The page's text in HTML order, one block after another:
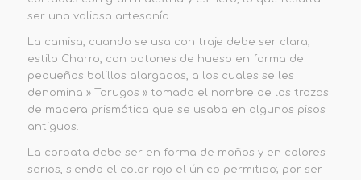
ser una valiosa artesanía.
La camisa, cuando se usa con traje debe ser clara,
estilo Charro, con botones de hueso en forma de
pequeños bolillos alargados, a los cuales se les
denomina » Tarugos » tomado el nombre de los trozos
de madera prismática que se usaba en algunos pisos
antiguos.
La corbata debe ser en forma de moños y en colores
serios, siendo el color rojo el único permitido; por ser